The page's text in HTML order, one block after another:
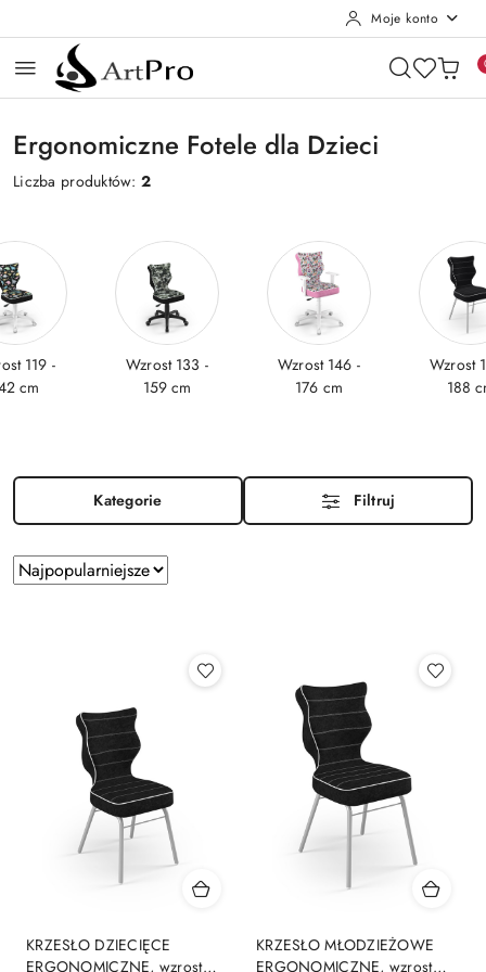
Moje konto
Ergonomiczne Fotele dla Dzieci
Liczba produktów:2
119 -
cm
Wzrost 133 -
159 cm
Wzrost 146 -
176 cm
Wzrost
188
Kategorie Filtruj
Zastosowano
sortowanie:
Sortuj
według
KRZESŁO DZIECIĘCE
ERGONOMICZNE, wzrost
KRZESŁO MŁODZIEŻOWE
ERGONOMICZNE, wzrost